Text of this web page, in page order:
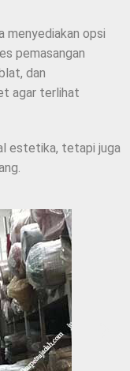
menyediakan opsi
pemasangan
dan
agar terlihat
estetika, tetapi juga